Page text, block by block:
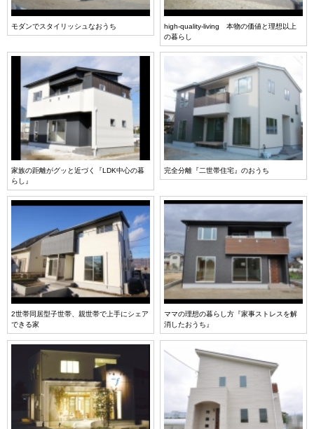
モダンでスタイリッシュなおうち
high-quality-living 本物の価値と理想以上
の暮らし
家族の距離がグッと近づく『LDK中心の暮
らし』
完全分離『二世帯住宅』のおうち
2世帯同居型子世帯、親世帯で上手にシェア
できる家
ママの理想の暮らし方『家事ストレスを解
消したおうち』